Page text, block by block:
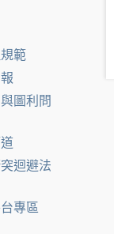
範
圖利問
迴避法
專區